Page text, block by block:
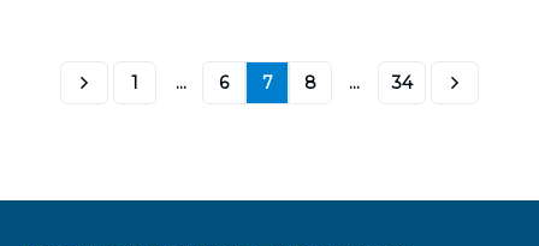
1 ... 6 7 8 ... 34